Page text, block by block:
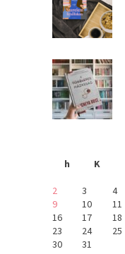
h
K
2
3 4
9
10 11
16
17 18
23
24 25
30
31